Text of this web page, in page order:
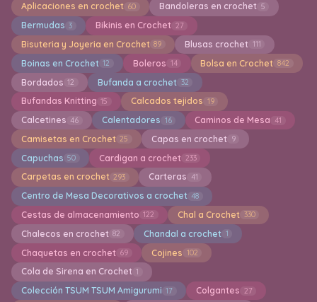
Aplicaciones en crochet 60 Bandoleras en crochet 5
Bermudas 3 Bikinis en Crochet 27
Bisuteria y Joyeria en Crochet 89 Blusas crochet 111
Boinas en Crochet 12 Boleros 14 Bolsa en Crochet 842
Bordados 12 Bufanda a crochet 32
Bufandas Knitting 15 Calcados tejidos 19
Calcetines 46 Calentadores 16 Caminos de Mesa 41
Camisetas en Crochet 25 Capas en crochet 9
Capuchas 50 Cardigan a crochet 233
Carpetas en crochet 293 Carteras 41
Centro de Mesa Decorativos a crochet 48
Cestas de almacenamiento 122 Chal a Crochet 330
Chalecos en crochet 82 Chandal a crochet 1
Chaquetas en crochet 69 Cojines 102
Cola de Sirena en Crochet 1
Colección TSUM TSUM Amigurumi 17 Colgantes 27